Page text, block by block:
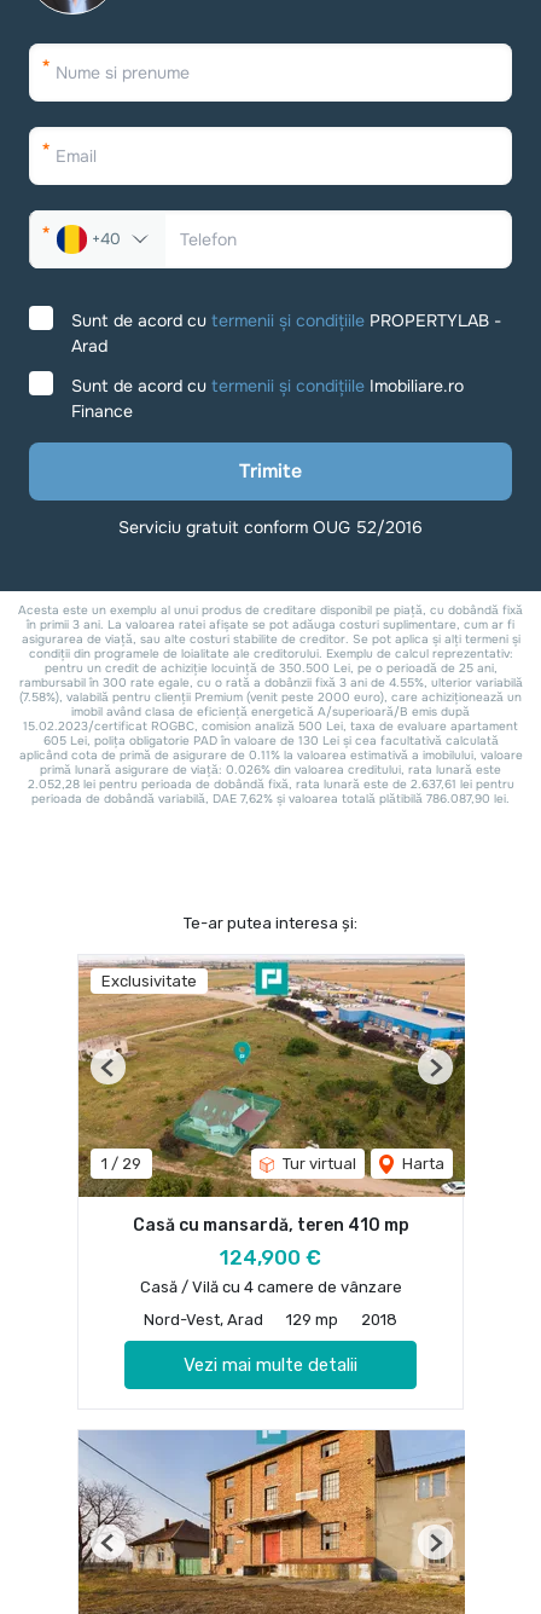
Te-ar putea interesa și:
Exclusivitate
1 / 29 Tur virtual Harta
Previous Next
Casă cu mansardă, teren 410 mp
124,900 €
Casă / Vilă cu 4 camere de vânzare
Nord-Vest, Arad
129 mp 2018
Vezi mai multe detalii
Previous Next